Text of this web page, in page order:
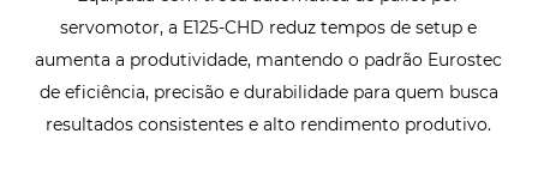
servomotor, a E125-CHD reduz tempos de setup e
aumenta a produtividade, mantendo o padrão Eurostec
de eficiência, precisão e durabilidade para quem busca
resultados consistentes e alto rendimento produtivo.